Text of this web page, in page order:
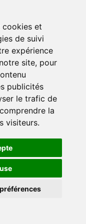
cookies et
de suivi
expérience
site, pour
publicités
le trafic de
la
visiteurs.